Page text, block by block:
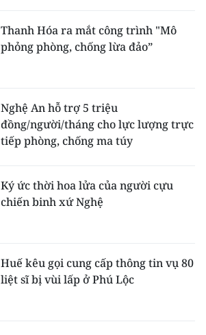
Thanh Hóa ra mắt công trình "Mô
phỏng phòng, chống lừa đảo”
Nghệ An hỗ trợ 5 triệu
đồng/người/tháng cho lực lượng trực
tiếp phòng, chống ma túy
Ký ức thời hoa lửa của người cựu
chiến binh xứ Nghệ
Huế kêu gọi cung cấp thông tin vụ 80
liệt sĩ bị vùi lấp ở Phú Lộc